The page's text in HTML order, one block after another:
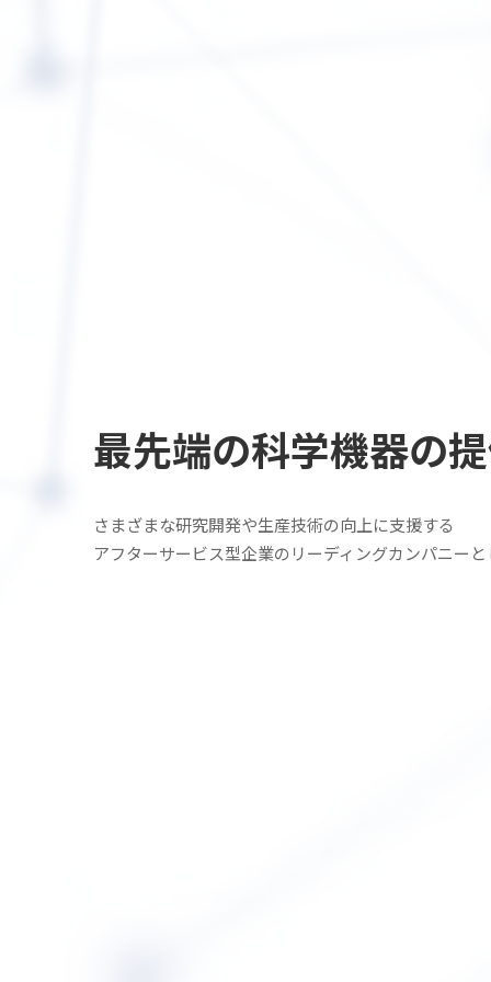
最先端の科学機器の
さまざまな研究開発や生産技術の向上に支援する
アフターサービス型企業の リーディングカンパニー